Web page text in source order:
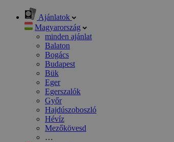
Ajánlatok
Magyarország
minden ajánlat
Balaton
Bogács
Budapest
Bük
Eger
Egerszalók
Győr
Hajdúszoboszló
Hévíz
Mezőkövesd
…